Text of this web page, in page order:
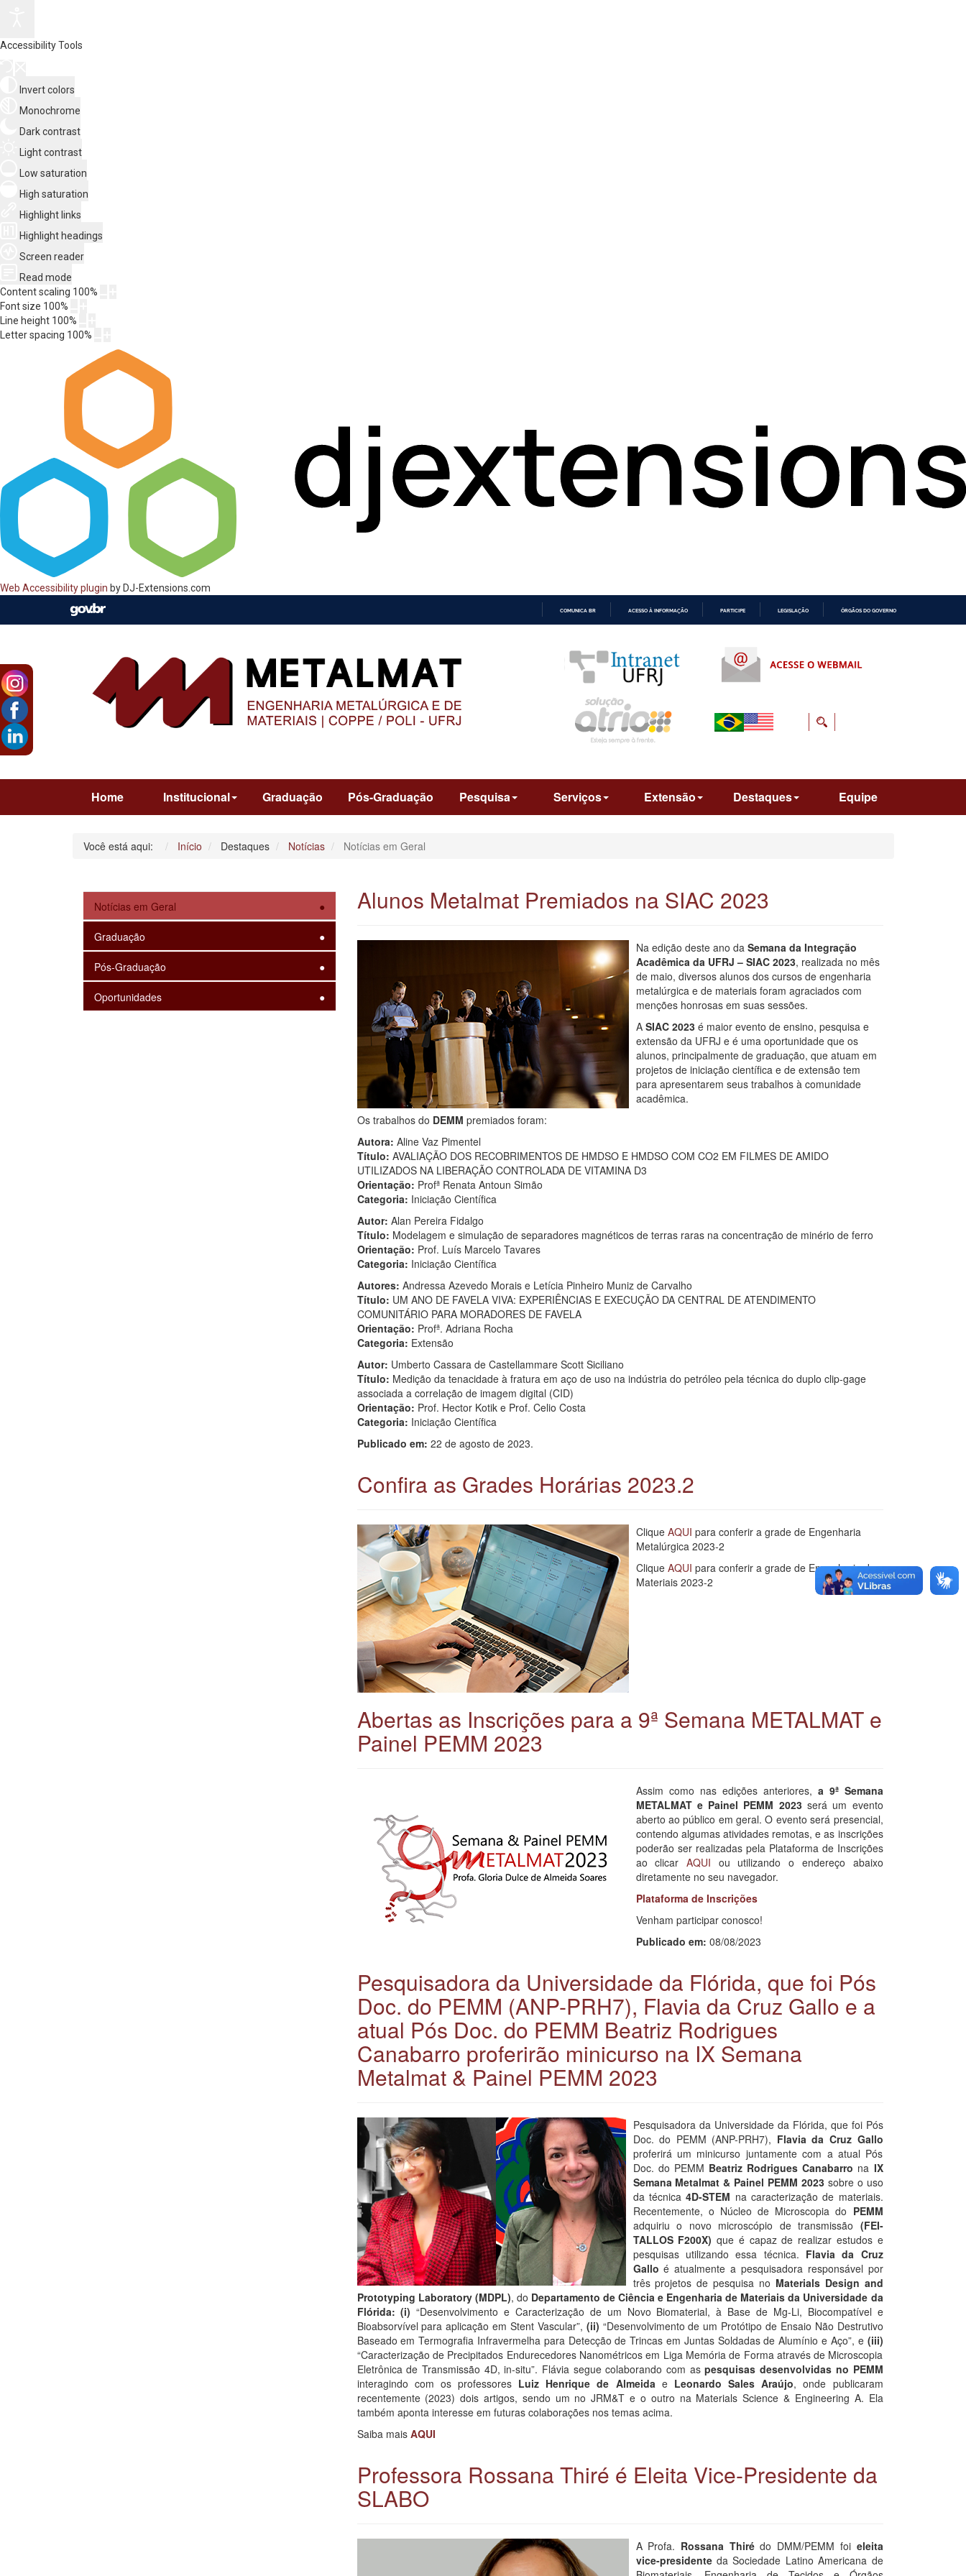
Accessibility Tools
Invert colors
Monochrome
Dark contrast
Light contrast
Low saturation
High saturation
Highlight links
Highlight headings
Screen reader
Read mode
Content scaling 100%
Font size 100%
Line height 100%
Letter spacing 100%
Web Accessibility plugin by DJ-Extensions.com
COMUNICA BR ACESSO À INFORMAÇÃO PARTICIPE LEGISLAÇÃO ÓRGÃOS DO GOVERNO
Home Institucional Graduação Pós-Graduação Pesquisa Serviços Extensão Destaques Equipe
Você está aqui: Início Destaques Notícias Notícias em Geral
Notícias em Geral
Graduação
Pós-Graduação
Oportunidades
Alunos Metalmat Premiados na SIAC 2023
Na edição deste ano da Semana da Integração
Acadêmica da UFRJ – SIAC 2023, realizada no mês
de maio, diversos alunos dos cursos de engenharia
metalúrgica e de materiais foram agraciados com
menções honrosas em suas sessões.
A SIAC 2023é maior evento de ensino, pesquisa e
extensão da UFRJ e é uma oportunidade que os
alunos, principalmente de graduação, que atuam em
projetos de iniciação científica e de extensão tem
para apresentarem seus trabalhos à comunidade
acadêmica.
Os trabalhos do DEMM premiados foram:
Autora: Aline Vaz Pimentel
Título: AVALIAÇÃO DOS RECOBRIMENTOS DE HMDSO E HMDSO COM CO2 EM FILMES DE AMIDO
UTILIZADOS NA LIBERAÇÃO CONTROLADA DE VITAMINA D3
Orientação: Profª Renata Antoun Simão
Categoria: Iniciação Científica
Autor: Alan Pereira Fidalgo
Título: Modelagem e simulação de separadores magnéticos de terras raras na concentração de minério de ferro
Orientação: Prof. Luís Marcelo Tavares
Categoria: Iniciação Científica
Autores: Andressa Azevedo Morais e Letícia Pinheiro Muniz de Carvalho
Título: UM ANO DE FAVELA VIVA: EXPERIÊNCIAS E EXECUÇÃO DA CENTRAL DE ATENDIMENTO
COMUNITÁRIO PARA MORADORES DE FAVELA
Orientação: Profª. Adriana Rocha
Categoria: Extensão
Autor: Umberto Cassara de Castellammare Scott Siciliano
Título: Medição da tenacidade à fratura em aço de uso na indústria do petróleo pela técnica do duplo clip-gage
associada a correlação de imagem digital (CID)
Orientação: Prof. Hector Kotik e Prof. Celio Costa
Categoria: Iniciação Científica
Publicado em: 22 de agosto de 2023.
Confira as Grades Horárias 2023.2
Clique AQUI para conferir a grade de Engenharia
Metalúrgica 2023-2
Clique AQUI para conferir a grade de Engenharia de
Materiais 2023-2
Abertas as Inscrições para a 9ª Semana METALMAT e
Painel PEMM 2023
Assim como nas edições anteriores, a 9ª Semana
METALMAT e Painel PEMM 2023será um evento
aberto ao público em geral. O evento será presencial,
contendo algumas atividades remotas, e as inscrições
poderão ser realizadas pela Plataforma de Inscrições
ao clicar AQUI ou utilizando o endereço abaixo
diretamente no seu navegador.
Plataforma de Inscrições
Venham participar conosco!
Publicado em: 08/08/2023
Pesquisadora da Universidade da Flórida, que foi Pós
Doc. do PEMM (ANP-PRH7), Flavia da Cruz Gallo e a
atual Pós Doc. do PEMM Beatriz Rodrigues
Canabarro proferirão minicurso na IX Semana
Metalmat & Painel PEMM 2023
Pesquisadora da Universidade da Flórida, que foi Pós
Doc. do PEMM (ANP-PRH7), Flavia da Cruz Gallo
proferirá um minicurso juntamente com a atual Pós
Doc. do PEMM Beatriz Rodrigues Canabarro na IX
Semana Metalmat & Painel PEMM 2023sobre o uso
da técnica4D-STEM na caracterização de materiais.
Recentemente, o Núcleo de Microscopia do PEMM
adquiriu o novo microscópio de transmissão (FEI-
TALLOS F200X) que é capaz de realizar estudos e
pesquisas utilizando essa técnica. Flavia da Cruz
Gallo é atualmente a pesquisadora responsável por
três projetos de pesquisa no Materials Design and
Prototyping Laboratory (MDPL), do Departamento de Ciência e Engenharia de Materiais da Universidade da
Flórida: (i) “Desenvolvimento e Caracterização de um Novo Biomaterial, à Base de Mg-Li, Biocompatível e
Bioabsorvível para aplicação em Stent Vascular”, (ii) “Desenvolvimento de um Protótipo de Ensaio Não Destrutivo
Baseado em Termografia Infravermelha para Detecção de Trincas em Juntas Soldadas de Alumínio e Aço”, e (iii)
“Caracterização de Precipitados Endurecedores Nanométricos em Liga Memória de Forma através de Microscopia
Eletrônica de Transmissão 4D, in-situ”. Flávia segue colaborando com aspesquisas desenvolvidas no PEMM
interagindo com os professores Luiz Henrique de Almeida e Leonardo Sales Araújo, onde publicaram
recentemente (2023) dois artigos, sendo um no JRM&T e o outro na Materials Science & Engineering A. Ela
também aponta interesse em futuras colaborações nos temas acima.
Saiba mais AQUI
Professora Rossana Thiré é Eleita Vice-Presidente da
SLABO
A Profa. Rossana Thirédo DMM/PEMM foi eleita
vice-presidenteda Sociedade Latino Americana de